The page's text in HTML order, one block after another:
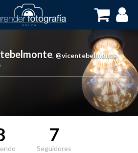
, @vicentebelmonte
7
Seguidores